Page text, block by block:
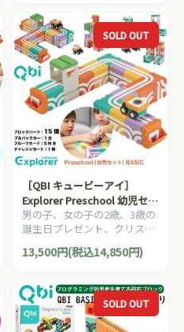
QBI キュービーアイシリーズ
です。
SOLD OUT
［QBI キュービーアイ］
Explorer Preschool 幼児セッ
トBASIC ブロック15個 車1台
2歳&#12316;4歳頃 プログラ
ミング的思考を育てる磁石ブ
ロック知育玩具
男の子、女の子の2歳、3歳の
誕生日プレゼント、クリスマ
スプレゼント、入園祝いにお
すすめの、プログラミング的
QBI キュービーアイシリーズ
です。
13,500円(税込14,850円)
SOLD OUT